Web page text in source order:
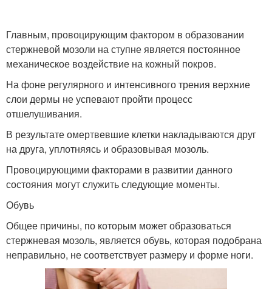
Главным, провоцирующим фактором в образовании
стержневой мозоли на ступне является постоянное
механическое воздействие на кожный покров.
На фоне регулярного и интенсивного трения верхние
слои дермы не успевают пройти процесс
отшелушивания.
В результате омертвевшие клетки накладываются друг
на друга, уплотняясь и образовывая мозоль.
Провоцирующими факторами в развитии данного
состояния могут служить следующие моменты.
Обувь
Общее причины, по которым может образоваться
стержневая мозоль, является обувь, которая подобрана
неправильно, не соответствует размеру и форме ноги.